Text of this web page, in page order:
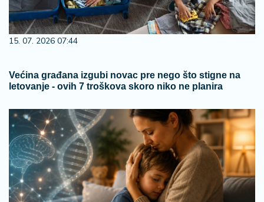
15. 07. 2026 07:44
Većina građana izgubi novac pre nego što stigne na
letovanje - ovih 7 troškova skoro niko ne planira